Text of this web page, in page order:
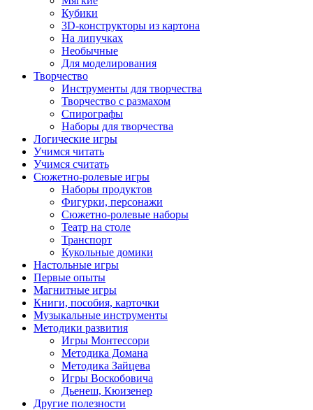
Кубики
3D-конструкторы из картона
На липучках
Необычные
Для моделирования
Творчество
Инструменты для творчества
Творчество с размахом
Спирографы
Наборы для творчества
Логические игры
Учимся читать
Учимся считать
Сюжетно-ролевые игры
Наборы продуктов
Фигурки, персонажи
Сюжетно-ролевые наборы
Театр на столе
Транспорт
Кукольные домики
Настольные игры
Первые опыты
Магнитные игры
Книги, пособия, карточки
Музыкальные инструменты
Методики развития
Игры Монтессори
Методика Домана
Методика Зайцева
Игры Воскобовича
Дьенеш, Кюизенер
Другие полезности